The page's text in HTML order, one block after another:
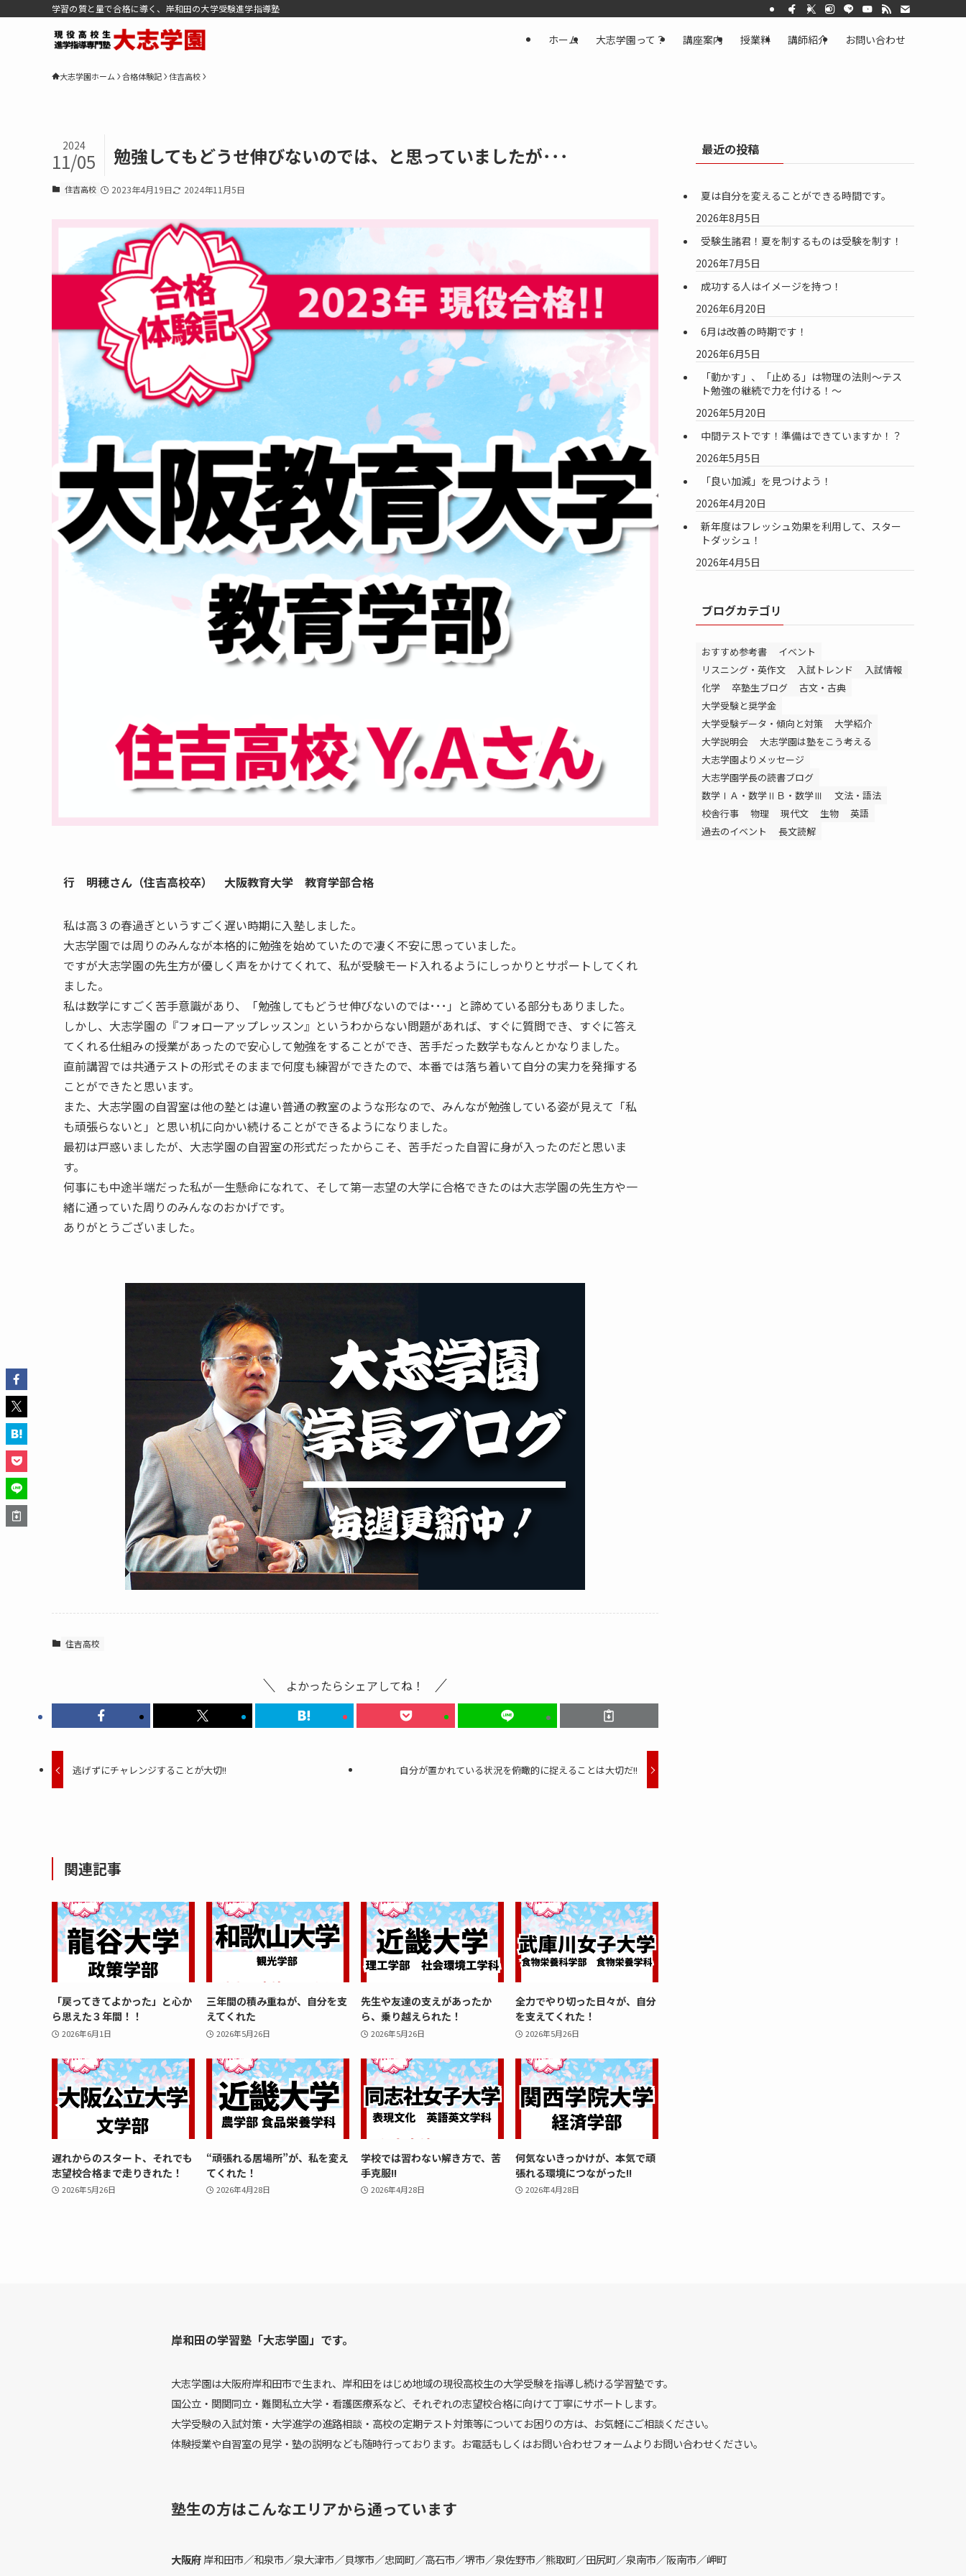
学習の質と量で合格に導く、岸和田の大学受験進学指導塾
ホーム 大志学園って？ 講座案内 授業料 講師紹介 お問い合わせ
大志学園ホーム 合格体験記 住吉高校
勉強してもどうせ伸びないのでは、と思っていましたが･･･
2024
11/05
住吉高校 2023年4月19日 2024年11月5日
行 明穂さん（住吉高校卒） 大阪教育大学 教育学部合格
私は高３の春過ぎというすごく遅い時期に入塾しました。
大志学園では周りのみんなが本格的に勉強を始めていたので凄く不安に思っていました。
ですが大志学園の先生方が優しく声をかけてくれて、私が受験モード入れるようにしっかりとサポートしてくれ
ました。
私は数学にすごく苦手意識があり、「勉強してもどうせ伸びないのでは･･･」と諦めている部分もありました。
しかし、大志学園の『フォローアップレッスン』というわからない問題があれば、すぐに質問でき、すぐに答え
てくれる仕組みの授業があったので安心して勉強をすることができ、苦手だった数学もなんとかなりました。
直前講習では共通テストの形式そのままで何度も練習ができたので、本番では落ち着いて自分の実力を発揮する
ことができたと思います。
また、大志学園の自習室は他の塾とは違い普通の教室のような形なので、みんなが勉強している姿が見えて「私
も頑張らないと」と思い机に向かい続けることができるようになりました。
最初は戸惑いましたが、大志学園の自習室の形式だったからこそ、苦手だった自習に身が入ったのだと思いま
す。
何事にも中途半端だった私が一生懸命になれて、そして第一志望の大学に合格できたのは大志学園の先生方や一
緒に通っていた周りのみんなのおかげです。
ありがとうございました。
住吉高校
よかったらシェアしてね！
逃げずにチャレンジすることが大切!! 自分が置かれている状況を俯瞰的に捉えることは大切だ!!
関連記事
「戻ってきてよかった」と心か
ら思えた３年間！！
2026年6月1日
三年間の積み重ねが、自分を支
えてくれた
2026年5月26日
先生や友達の支えがあったか
ら、乗り越えられた！
2026年5月26日
全力でやり切った日々が、自分
を支えてくれた！
2026年5月26日
遅れからのスタート、それでも
志望校合格まで走りきれた！
2026年5月26日
“頑張れる居場所”が、私を変え
てくれた！
2026年4月28日
学校では習わない解き方で、苦
手克服!!
2026年4月28日
何気ないきっかけが、本気で頑
張れる環境につながった!!
2026年4月28日
最近の投稿
夏は自分を変えることができる時間です。
2026年8月5日
受験生諸君！夏を制するものは受験を制す！
2026年7月5日
成功する人はイメージを持つ！
2026年6月20日
6月は改善の時期です！
2026年6月5日
「動かす」、「止める」は物理の法則～テス
ト勉強の継続で力を付ける！～
2026年5月20日
中間テストです！準備はできていますか！？
2026年5月5日
「良い加減」を見つけよう！
2026年4月20日
新年度はフレッシュ効果を利用して、スター
トダッシュ！
2026年4月5日
ブログカテゴリ
おすすめ参考書
イベント
リスニング・英作文
入試トレンド
入試情報
化学
卒塾生ブログ
古文・古典
大学受験と奨学金
大学受験データ・傾向と対策
大学紹介
大学説明会
大志学園は塾をこう考える
大志学園よりメッセージ
大志学園学長の読書ブログ
数学ⅠＡ・数学ⅡＢ・数学Ⅲ
文法・語法
校舎行事
物理 現代文 生物
英語
過去のイベント
長文読解
岸和田の学習塾「大志学園」です。
大志学園は大阪府岸和田市で生まれ、岸和田をはじめ地域の現役高校生の大学受験を指導し続ける学習塾です。
国公立・関関同立・難関私立大学・看護医療系など、それぞれの志望校合格に向けて丁寧にサポートします。
大学受験の入試対策・大学進学の進路相談・高校の定期テスト対策等についてお困りの方は、お気軽にご相談ください。
体験授業や自習室の見学・塾の説明なども随時行っております。お電話もしくはお問い合わせフォームよりお問い合わせください。
塾生の方はこんなエリアから通っています
大阪府岸和田市／和泉市／泉大津市／貝塚市／忠岡町／高石市／堺市／泉佐野市／熊取町／田尻町／泉南市／阪南市／岬町